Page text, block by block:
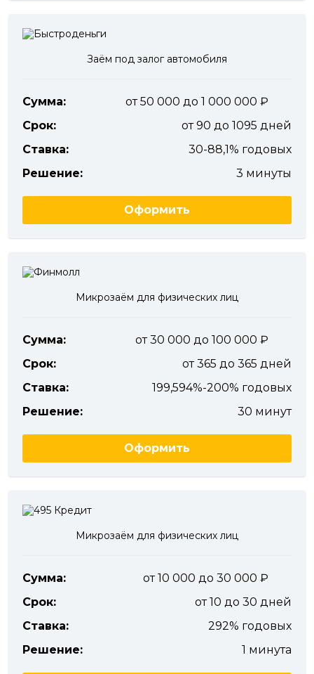
Заём под залог автомобиля
Сумма:
от 50 000 до 1 000 000
Срок:
от 90 до 1095 дней
Ставка:
30-88,1% годовых
Решение:
3 минуты
Оформить
Микрозаём для физических лиц
Сумма:
от 30 000 до 100 000
Срок:
от 365 до 365 дней
Ставка:
199,594%-200% годовых
Решение:
30 минут
Оформить
Микрозаём для физических лиц
Сумма:
от 10 000 до 30 000
Срок:
от 10 до 30 дней
Ставка:
292% годовых
Решение:
1 минута